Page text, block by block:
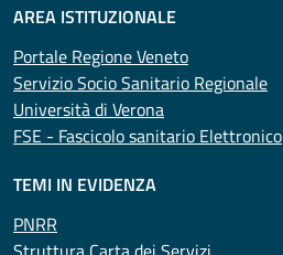
AREA ISTITUZIONALE
Portale Regione Veneto
Servizio Socio Sanitario Regionale
Università di Verona
FSE - Fascicolo sanitario Elettronico
TEMI IN EVIDENZA
PNRR